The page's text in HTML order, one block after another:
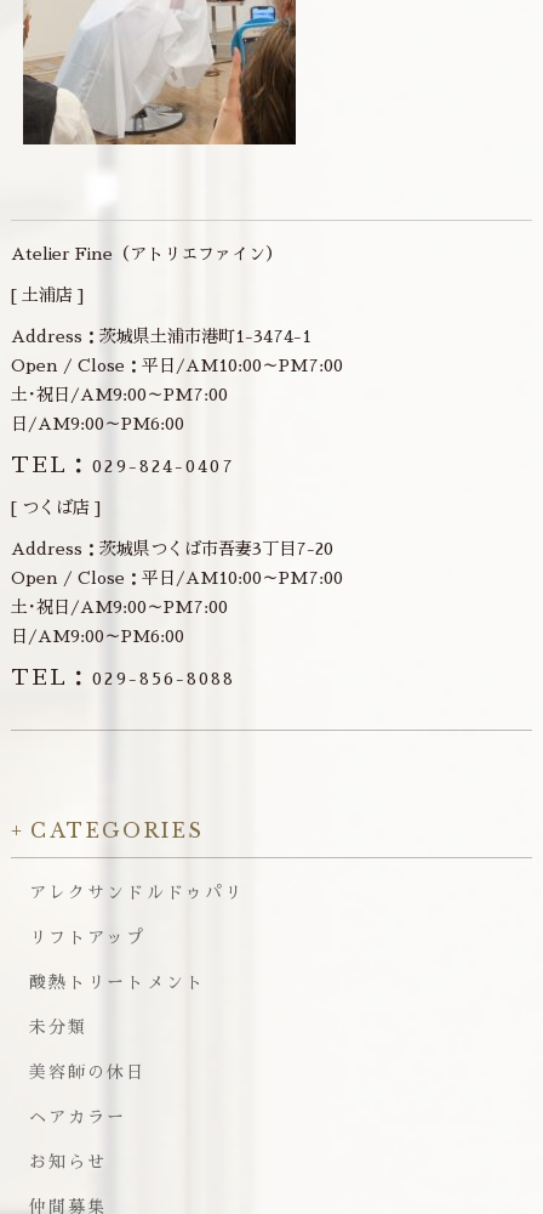
Atelier Fine（アトリエファイン）
[ 土浦店 ]
Address：茨城県土浦市港町1-3474-1
Open / Close：平日/AM10:00～PM7:00
土･祝日/AM9:00～PM7:00
日/AM9:00～PM6:00
TEL：029-824-0407
[ つくば店 ]
Address：茨城県つくば市吾妻3丁目7-20
Open / Close：平日/AM10:00～PM7:00
土･祝日/AM9:00～PM7:00
日/AM9:00～PM6:00
TEL：029-856-8088
CATEGORIES
アレクサンドルドゥパリ
リフトアップ
酸熱トリートメント
未分類
美容師の休日
ヘアカラー
お知らせ
仲間募集